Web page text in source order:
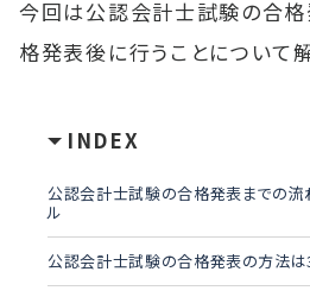
今回は公認会計士試験の合格
格発表後に行うことについて
INDEX
公認会計士試験の合格発表までの流
ル
公認会計士試験の合格発表の方法